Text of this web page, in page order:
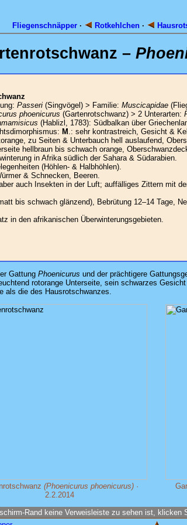
Fliegenschnäpper · Rotkehlchen ·
–
Passeri (Singvögel) > Familie: Muscicapidae
phoenicurus (Gartenrotschwanz) > 2 Unterarten:
(Hablizl, 1783): Südbalkan über
M .: sehr kontrastreich, Gesicht &
zu Seiten & Unterbauch hell auslaufend,
hellbraun bis schwach orange,
in Afrika südlich der Sahara & Südarabien.
(Höhlen- & Halbhöhlen).
& Schnecken, Beeren.
auch Insekten in der Luft; auffälliges Zittern mit
bis schwach glänzend), Bebrütung 12–14 Tage,
in den afrikanischen Überwinterungsgebieten.
Gattung Phoenicurus und der prächtigere
rotorange Unterseite, sein schwarzes
als die des Hausrotschwanzes.
(Phoenicurus phoenicurus) ·
2.2.2014
Rand keine Verweisleiste zu sehen ist, klicken